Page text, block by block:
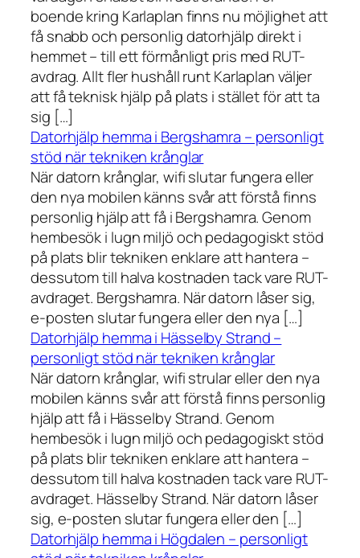
boende kring Karlaplan finns nu möjlighet att
få snabb och personlig datorhjälp direkt i
hemmet – till ett förmånligt pris med RUT-
avdrag. Allt fler hushåll runt Karlaplan väljer
att få teknisk hjälp på plats i stället för att ta
sig […]
Datorhjälp hemma i Bergshamra – personligt
stöd när tekniken krånglar
När datorn krånglar, wifi slutar fungera eller
den nya mobilen känns svår att förstå finns
personlig hjälp att få i Bergshamra. Genom
hembesök i lugn miljö och pedagogiskt stöd
på plats blir tekniken enklare att hantera –
dessutom till halva kostnaden tack vare RUT-
avdraget. Bergshamra. När datorn låser sig,
e-posten slutar fungera eller den nya […]
Datorhjälp hemma i Hässelby Strand –
personligt stöd när tekniken krånglar
När datorn krånglar, wifi strular eller den nya
mobilen känns svår att förstå finns personlig
hjälp att få i Hässelby Strand. Genom
hembesök i lugn miljö och pedagogiskt stöd
på plats blir tekniken enklare att hantera –
dessutom till halva kostnaden tack vare RUT-
avdraget. Hässelby Strand. När datorn låser
sig, e-posten slutar fungera eller den […]
Datorhjälp hemma i Högdalen – personligt